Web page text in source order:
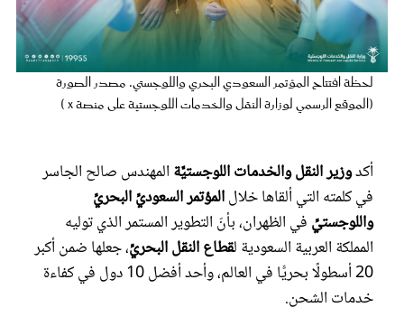
لحظة افتتاح المؤتمر السعودي البحري واللوجستي. مصدر الصورة
(الموقع الرسمي لوزارة النقل والخدمات اللوجستية على منصة x )
أكدوزير النقل والخدمات اللوجستيَّة المهندس صالح الجاسر
في كلمته التي ألقاها خلالالمؤتمر السعوديِّ البحريِّ
واللوجستيِّ في الظهران، بأنّ التطوير المستمر الذي توليه
المملكة العربية السعودية لقطاع النقل البحريِّ، جعلها ضمن أكبر
20 أسطولًا بحريًّا في العالم، وأحد أفضل 10 دول في كفاءة
خدمات الشحن.
عروس سيدتي
مجلة سيدتي